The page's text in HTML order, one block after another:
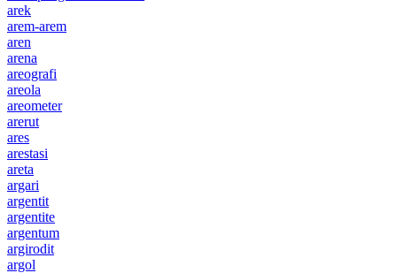
arek
arem-arem
aren
arena
areografi
areola
areometer
arerut
ares
arestasi
areta
argari
argentit
argentite
argentum
argirodit
argol